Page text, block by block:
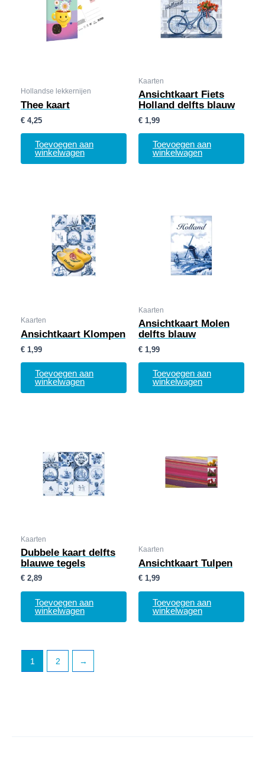
Hollandse lekkernijen
Thee kaart
€ 4,25
Toevoegen aan
winkelwagen
Kaarten
Ansichtkaart Fiets
Holland delfts blauw
€ 1,99
Toevoegen aan
winkelwagen
Kaarten
Ansichtkaart Klompen
€ 1,99
Toevoegen aan
winkelwagen
Kaarten
Ansichtkaart Molen
delfts blauw
€ 1,99
Toevoegen aan
winkelwagen
Kaarten
Dubbele kaart delfts
blauwe tegels
€ 2,89
Toevoegen aan
winkelwagen
Kaarten
Ansichtkaart Tulpen
€ 1,99
Toevoegen aan
winkelwagen
1 2 →